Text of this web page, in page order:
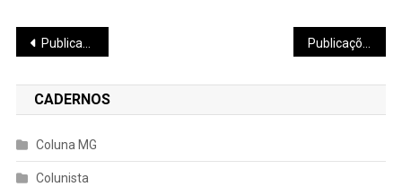
Navegação
por
posts
Publicações mais antigas
CADERNOS
Coluna MG
Colunista